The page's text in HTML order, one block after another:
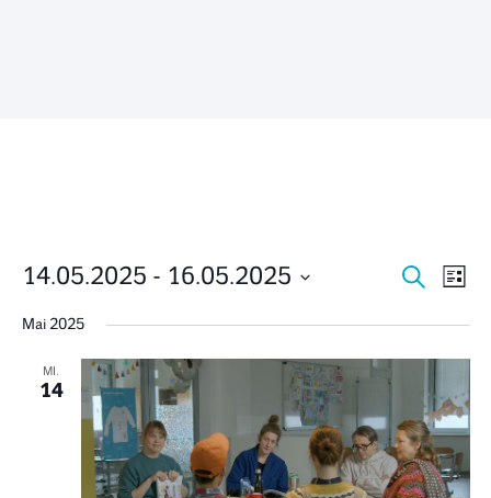
Suche
und
Suche
Liste
14.05.2025 - 16.05.2025
wählen.
Mai 2025
MI.
14